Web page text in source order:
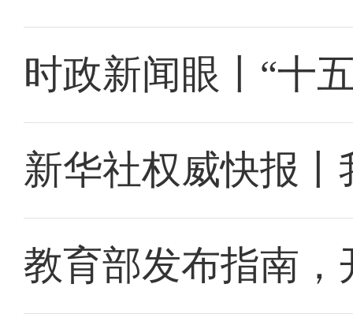
时政新闻眼丨“十
新华社权威快报
教育部发布指南